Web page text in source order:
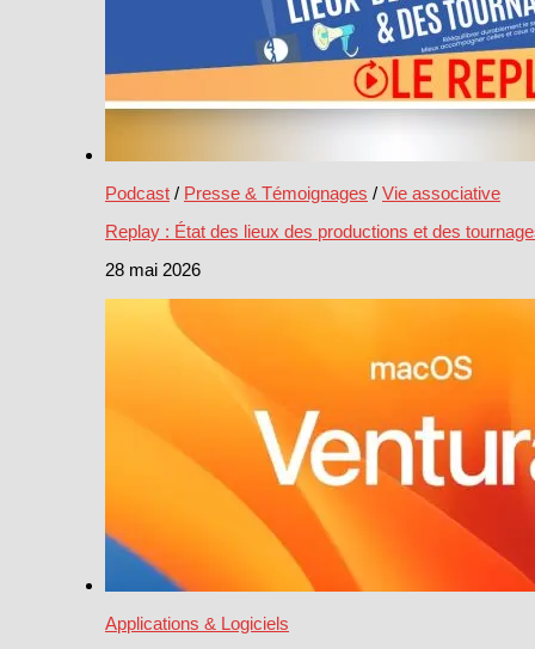
Podcast / Presse & Témoignages / Vie associative
Replay : État des lieux des productions et des
28 mai 2026
Applications & Logiciels